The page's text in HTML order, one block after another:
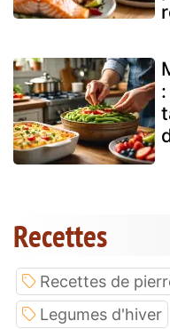
Recettes
Recettes de
Legumes d'hiver